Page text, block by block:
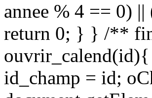
annee % 4 == 0)
return 0; } } /**
id_champ = id;